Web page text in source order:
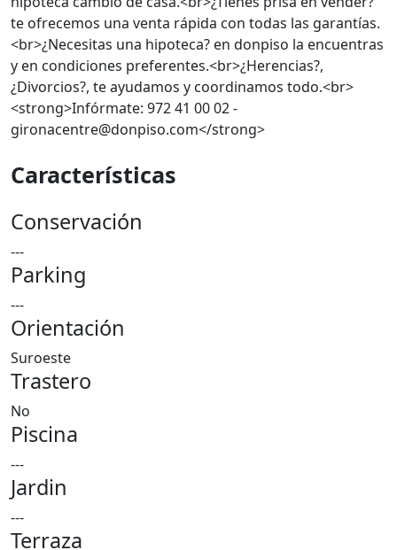
te ofrecemos una venta rápida con todas las garantías.
<br>¿Necesitas una hipoteca? en donpiso la encuentras
y en condiciones preferentes.<br>¿Herencias?,
¿Divorcios?, te ayudamos y coordinamos todo.<br>
<strong>Infórmate: 972 41 00 02 -
gironacentre@donpiso.com</strong>
Características
Conservación
---
Parking
---
Orientación
Suroeste
Trastero
No
Piscina
---
Jardin
---
Terraza